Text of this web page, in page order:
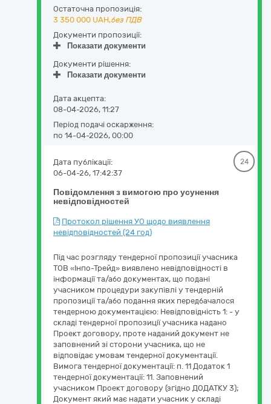
Остаточна пропозиція:
3 350 000 UAH,без ПДВ
Документи пропозиції:
Показати документи
Документи рішення:
Показати документи
Дата акцепта:
08-04-2026, 11:27
Період подачі оскарження:
по 14-04-2026, 00:00
Повідомлення з вимогою про усунення
невідповідностей
Дата публікації:
06-04-26, 17:42:37
24
Протокол рішення УО щодо виявлення
невідповідностей (24 год)
Під час розгляду тендерної пропозиції учасника
ТОВ «Інпо-Трейд» виявлено невідповідності в
інформації та/або документах, що подані
учасником процедури закупівлі у тендерній
пропозиції та/або подання яких передбачалося
тендерною документацією: Невідповідність 1: - у
складі тендерної пропозиції учасника надано
Проект договору, проте наданий документ не
заповнений зі сторони учасника, що не
відповідає умовам тендерної документації.
Вимога тендерної документації: п. 11 Додаток 1
тендерної документації: 11. Заповнений
учасником Проект договору (згідно ДОДАТКУ 3);
Документ який має надати учасник у складі